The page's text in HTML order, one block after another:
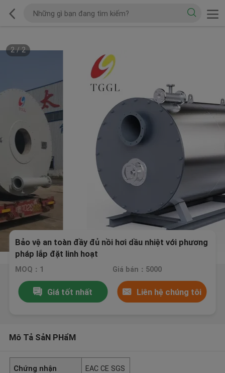
2/2
Bảo vệ an toàn đầy đủ nồi hơi dầu nhiệt với phương
pháp lắp đặt linh hoạt
MOQ：1 Giá bán：5000
Giá tốt nhất Liên hệ chúng tôi
Mô Tả SảN PHẩM
Chứng nhận EAC CE SGS